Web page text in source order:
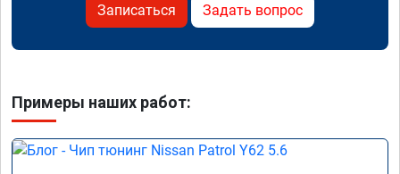
Записаться Задать вопрос
Примеры наших работ: